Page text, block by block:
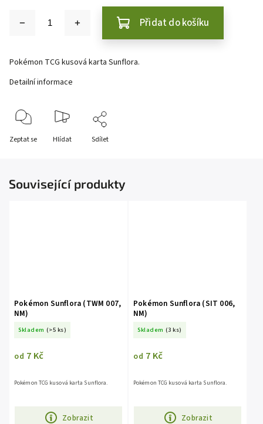
Přidat do košíku
Pokémon TCG kusová karta Sunflora.
Detailní informace
Zeptat se Hlídat Sdílet
Související produkty
Pokémon Sunflora (TWM 007,
NM)
Skladem (>5 ks)
od 7 Kč
Zobrazit
Pokémon TCG kusová karta Sunflora.
Pokémon Sunflora (SIT 006,
NM)
Skladem (3 ks)
od 7 Kč
Zobrazit
Pokémon TCG kusová karta Sunflora.